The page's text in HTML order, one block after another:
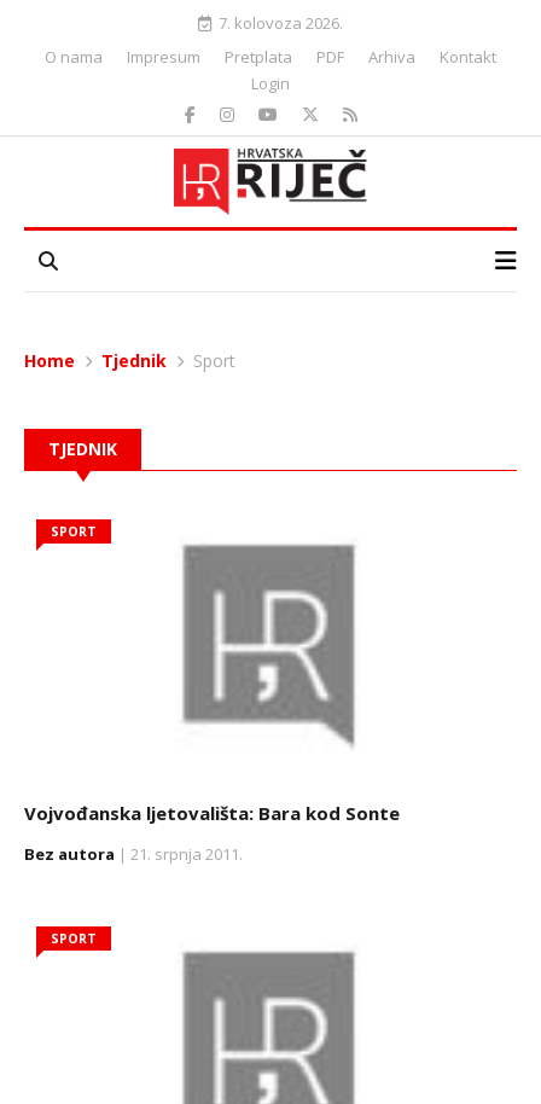
7. kolovoza 2026.
O nama
Impresum Pretplata PDF Arhiva
Kontakt
Login
Home Tjednik Sport
TJEDNIK
SPORT
Vojvođanska ljetovališta: Bara kod Sonte
Bez autora | 21. srpnja 2011.
SPORT